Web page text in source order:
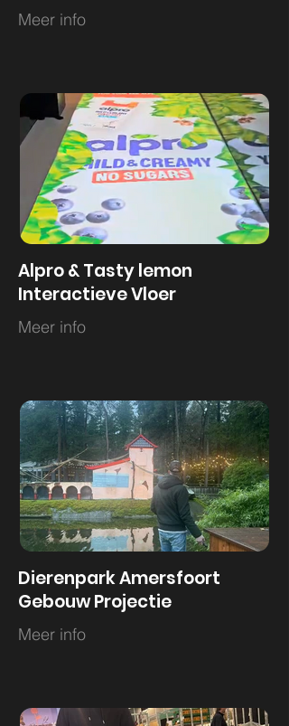
Meer info
Alpro & Tasty lemon
Interactieve Vloer
Meer info
Dierenpark Amersfoort
Gebouw Projectie
Meer info